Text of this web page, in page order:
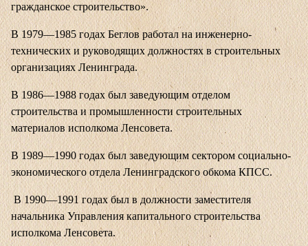
гражданское строительство».
В 1979—1985 годах Беглов работал на инженерно-
технических и руководящих должностях в строительных
организациях Ленинграда.
В 1986—1988 годах был заведующим отделом
строительства и промышленности строительных
материалов исполкома Ленсовета.
В 1989—1990 годах был заведующим сектором социально-
экономического отдела Ленинградского обкома КПСС.
В 1990—1991 годах был в должности заместителя
начальника Управления капитального строительства
исполкома Ленсовета.